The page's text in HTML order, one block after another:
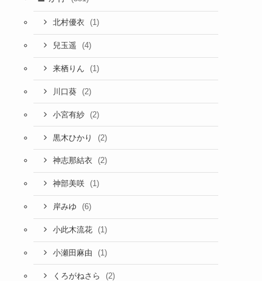
北村優衣 (1)
兒玉遥 (4)
来栖りん (1)
川口葵 (2)
小宮有紗 (2)
黒木ひかり (2)
神志那結衣 (2)
神部美咲 (1)
岸みゆ (6)
小此木流花 (1)
小瀬田麻由 (1)
くろがねさら (2)